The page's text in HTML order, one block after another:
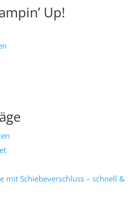
Up!
mit Schiebeverschluss – schnell &